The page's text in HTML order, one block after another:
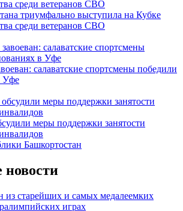
триумфально выступила на Кубке
среди ветеранов СВО
салаватские спортсмены победили
Уфе
меры поддержки занятости
Башкортостан